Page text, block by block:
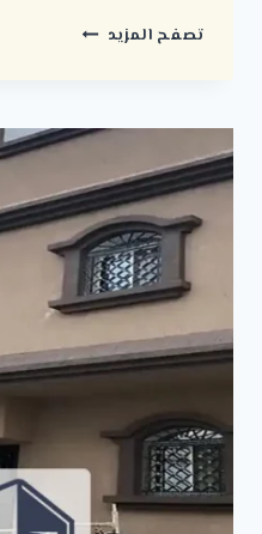
تصفح المزيد ديكور
ت:
0500723702
تركيب
جبس
بورد
الرياض
–
ديكور
بورد
جبس